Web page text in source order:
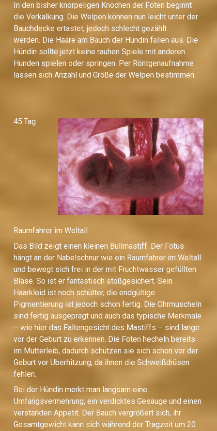
In den bisher knorpeligen Knochen der Föten beginnt
die Verkalkung. Die Welpen können nun leicht unter der
Bauchdecke ertastet, jedoch schlecht gezählt
werden. Die Haare am Bauch der Hündin fallen aus. Die
Hündin sollte jetzt keine rauhen Spiele mit anderen
Hunden spielen oder springen. Per Röntgenaufnahme
lassen sich Anzahl und Größe der Welpen bestimmen.
45.Tag
Raumfahrer im Weltall
Das Bild zeigt einen kleinen Bullmastiff. Der Fötus
hängt an der Nabelschnur wie ein Raumfahrer im Weltall
und bewegt sich frei in der mit Fruchtwasser gefüllten
Blase. So ist er fantastisch stoßgesichert. Sein
Haarkleid ist noch schütter, die endgültige
Pigmentierung ist jedoch schon fertig. Die Ohrmuscheln
sind fertig ausgeprägt und auch das typische Merkmale
– wie hier das Faltengesicht des Mastiffs – sind lange
vor der Geburt zu erkennen. Die Föten hecheln bereits
im Mutterleib, dadurch schützen sie sich schon vor der
Geburt vor Überhitzung, da ihnen die Schweißdrüsen
fehlen.
Bei der Hündin merkt man langsam eine
Umfangsvermehrung, ein verdicktes Gesäuge und einen
verstärkten Appetit. Der Bauch vergrößert sich, ihr
Gesamtgewicht kann sich während der Tragzeit um 20